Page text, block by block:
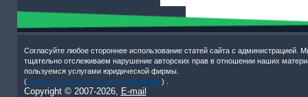
Согласуйте любое стороннее использование статей сайта с администрацией.
тщательно отслеживаем нарушение авторских прав в отношении наших
пользуемся услугами юридической фирмы.
(Активный отдых – роликовые коньки! ) .
Copyright © 2007-2026, E-mail